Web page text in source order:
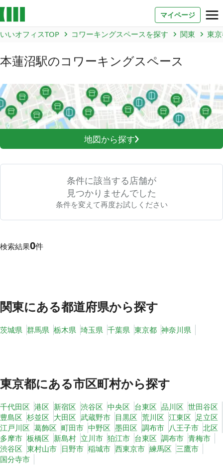
マイページ
よくあるご質問
法人での利用
いいオフィス（コワーキングスペース）
いい会議室（会議室専用スペース）
コワーキング運営DXシステム
E Solution
いいオフィスTOP コワーキングスペースを探す 関東 東
本蓮沼駅のコワーキングスペース
地図から探す
条件に該当する店舗が
見つかりませんでした
条件を変えて再度お試しください
検索結果0件
関東にある都道府県から探す
茨城県 群馬県 栃木県 埼玉県 千葉県 東京都 神奈川県
東京都にある市区町村から探す
千代田区 港区 新宿区 渋谷区 中央区 台東区 品川区 世田谷区
豊島区 杉並区 大田区 武蔵野市 目黒区 荒川区 江東区 足立区
江戸川区 葛飾区 町田市 中野区 墨田区 調布市 八王子市 北区
多摩市 板橋区 新島村 立川市 狛江市 台東区 調布市 青梅市
渋谷区 東村山市 日野市 稲城市 西東京市 練馬区 三鷹市
国分寺市